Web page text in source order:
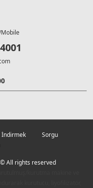
İndirmek
Sorgu
All rights reserved